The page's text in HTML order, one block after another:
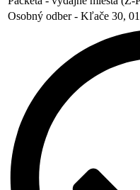
Osobný odber - Kľače 30,